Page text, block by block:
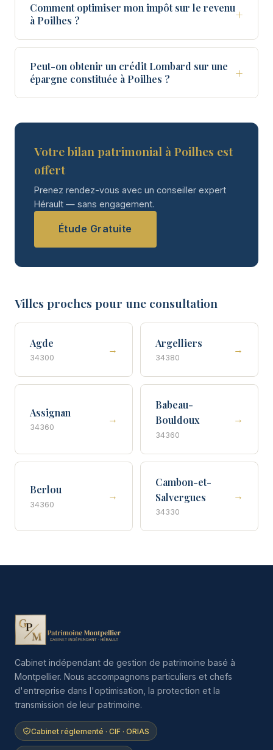
Comment optimiser mon impôt sur le revenu
à Poilhes ?
+
Peut-on obtenir un crédit Lombard sur une
épargne constituée à Poilhes ?
+
Votre bilan patrimonial à Poilhes est
offert
Prenez rendez-vous avec un conseiller expert
Hérault — sans engagement.
Étude Gratuite
Villes proches pour une consultation
Agde
34300
→
Argelliers
34380
→
Assignan
34360
→
Babeau-
Bouldoux
34360
→
Berlou
34360
→
Cambon-et-
Salvergues
34330
→
Cabinet indépendant de gestion de patrimoine basé à
Montpellier. Nous accompagnons particuliers et chefs
d'entreprise dans l'optimisation, la protection et la
transmission de leur patrimoine.
Cabinet réglementé · CIF · ORIAS